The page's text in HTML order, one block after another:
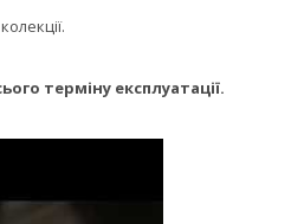
колекції.
терміну експлуатації.